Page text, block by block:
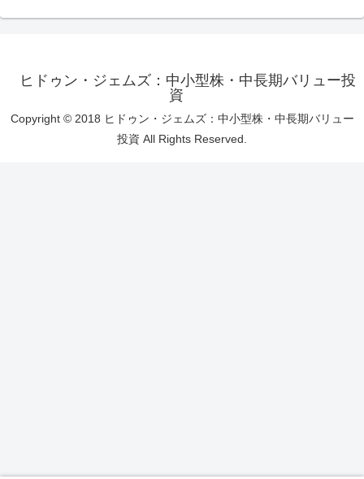
ヒドゥン・ジェムズ：中小型株・中長期バリュー投
資
Copyright © 2018 ヒドゥン・ジェムズ：中小型株・中長期バリュー
投資 All Rights Reserved.